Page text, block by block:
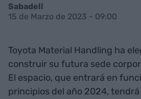
Sabadell
15 de Marzo de 2023 - 09:00
Toyota Material Handling ha
construir su futura sede
El espacio, que entrará en
principios del año 2024,